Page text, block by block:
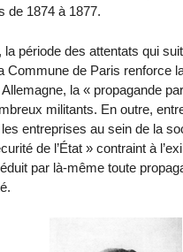
de 1874 à 1877.
la période des attentats qui
Commune de Paris renforce
Allemagne, la « propagande
militants. En outre,
entreprises au sein de la
de l’État » contraint à
par là-même toute